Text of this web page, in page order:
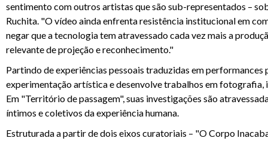
sentimento com outros artistas que são sub-representados –
Ruchita. "O vídeo ainda enfrenta resistência institucional em
negar que a tecnologia tem atravessado cada vez mais a
relevante de projeção e reconhecimento."
Partindo de experiências pessoais traduzidas em
experimentação artística e desenvolve trabalhos em
Em "Território de passagem", suas investigações são
íntimos e coletivos da experiência humana.
Estruturada a partir de dois eixos curatoriais – "O Corpo